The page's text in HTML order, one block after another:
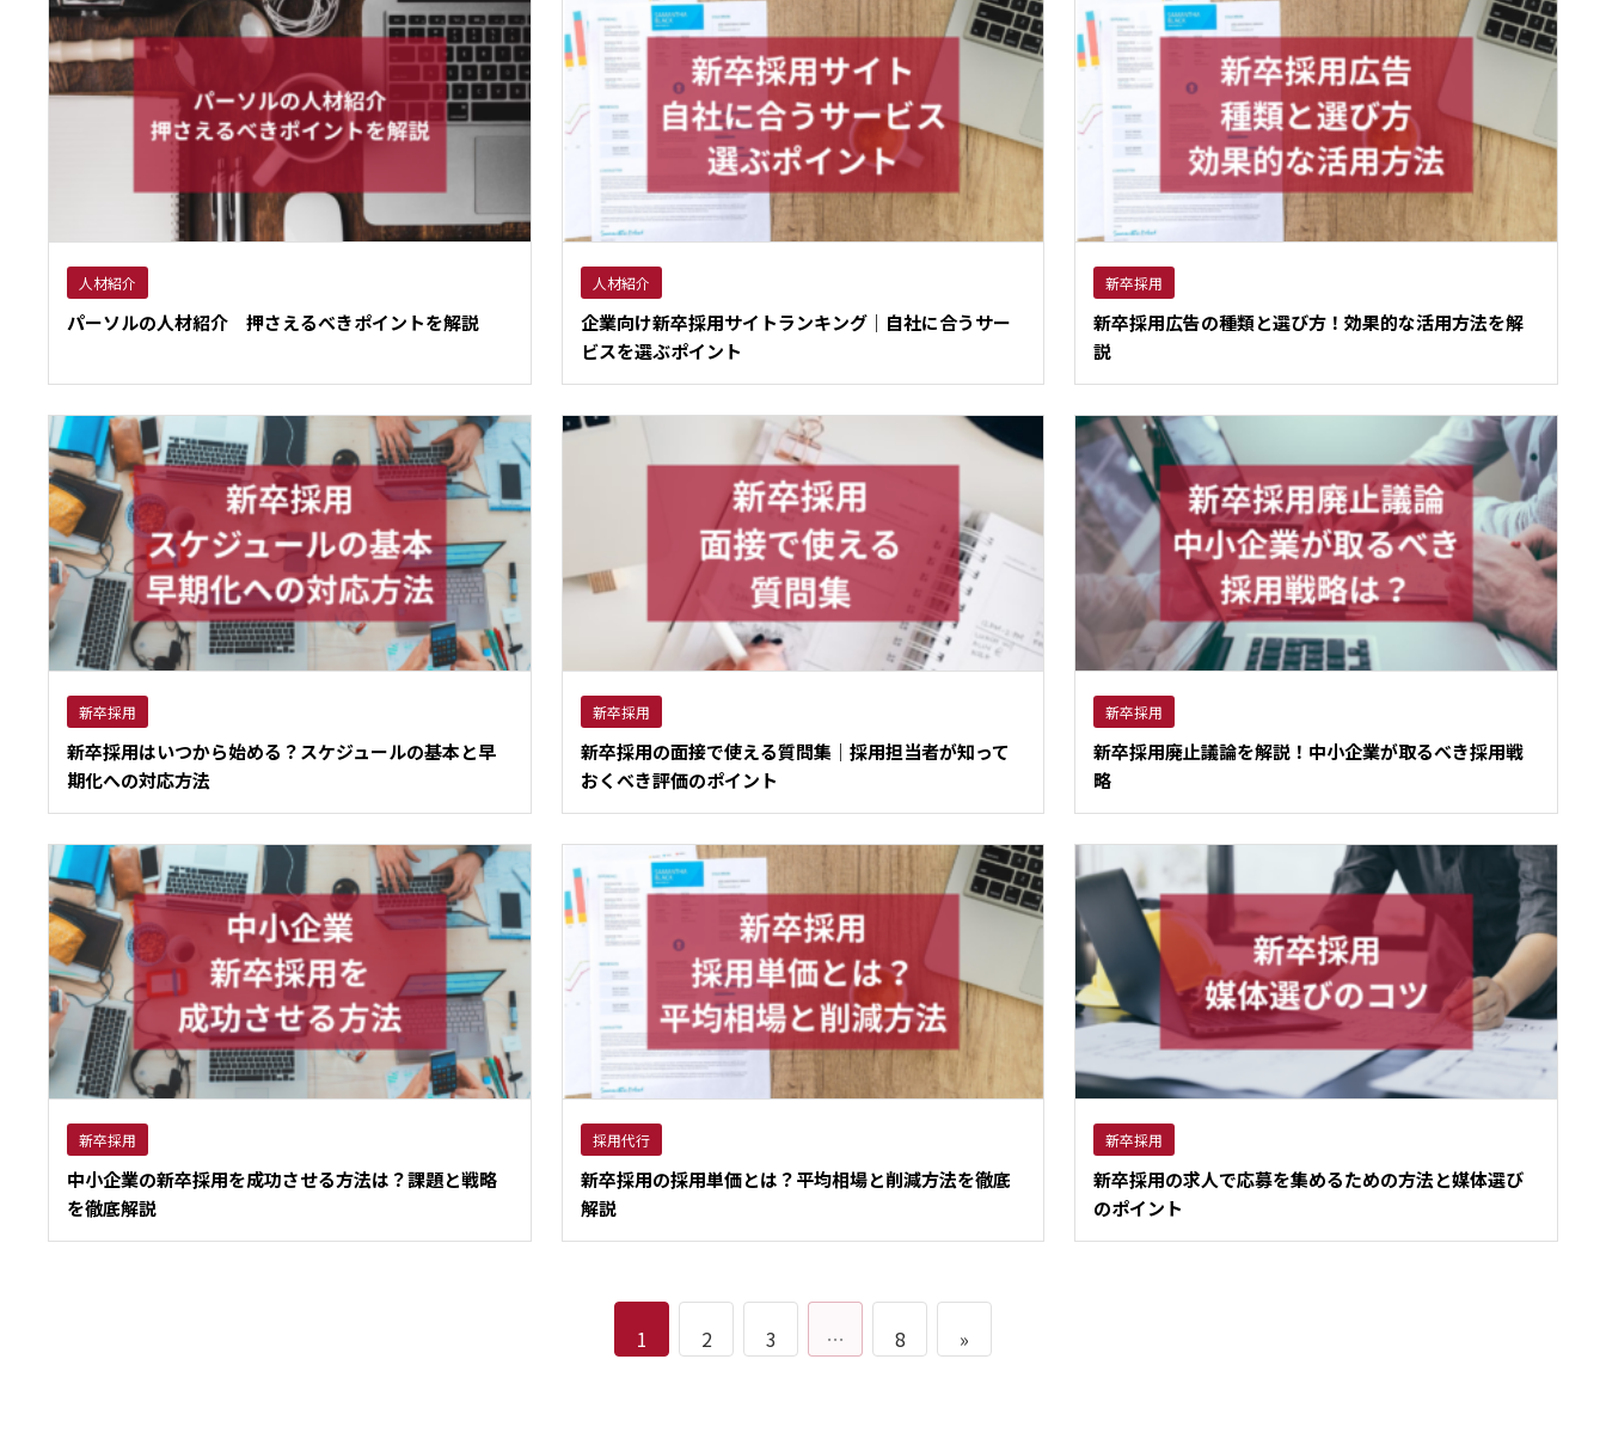
人材紹介
パーソルの人材紹介 押さえるべきポイントを解説
人材紹介
企業向け新卒採用サイトランキング｜自社に合うサー
ビスを選ぶポイント
新卒採用
新卒採用広告の種類と選び方！効果的な活用方法を解
説
新卒採用
新卒採用はいつから始める？スケジュールの基本と早
期化への対応方法
新卒採用
新卒採用の面接で使える質問集｜採用担当者が知って
おくべき評価のポイント
新卒採用
新卒採用廃止議論を解説！中小企業が取るべき採用戦
略
新卒採用
中小企業の新卒採用を成功させる方法は？課題と戦略
を徹底解説
採用代行
新卒採用の採用単価とは？平均相場と削減方法を徹底
解説
新卒採用
新卒採用の求人で応募を集めるための方法と媒体選び
のポイント
1 2 3 … 8 »